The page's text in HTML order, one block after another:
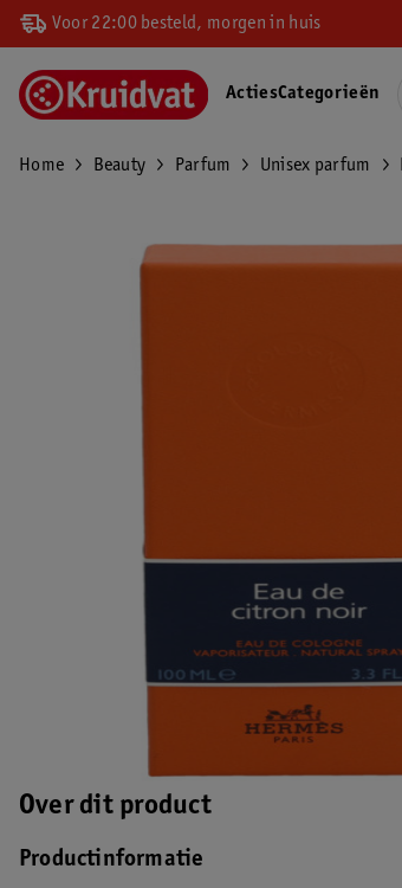
Voor 22:00 besteld, morgen in huis
ActiesCategorieën
Home Beauty Parfum Unisex parfum
Over dit product
Productinformatie